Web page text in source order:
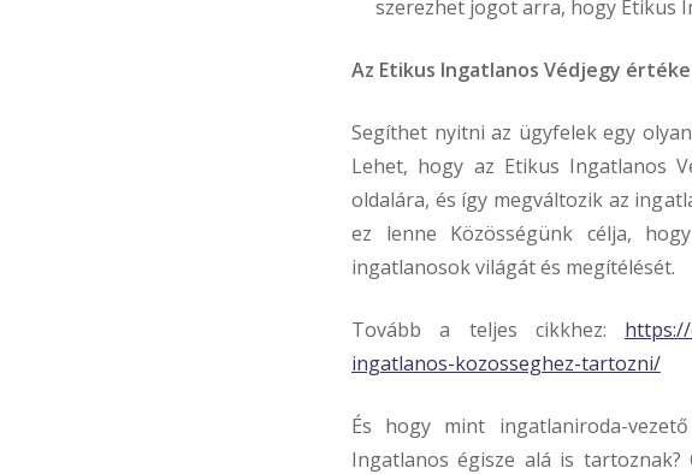
szerezhet jogot arra, hogy Etikus
Az Etikus Ingatlanos Védjegy
Segíthet nyitni az ügyfelek egy
Lehet, hogy az Etikus Ingatlanos
oldalára, és így megváltozik az
ez lenne Közösségünk célja,
ingatlanosok világát és megítélését.
Tovább a teljes cikkhez:
ingatlanos-kozosseghez-tartozni/
És hogy mint ingatlaniroda-
Ingatlanos égisze alá is tartoznak?